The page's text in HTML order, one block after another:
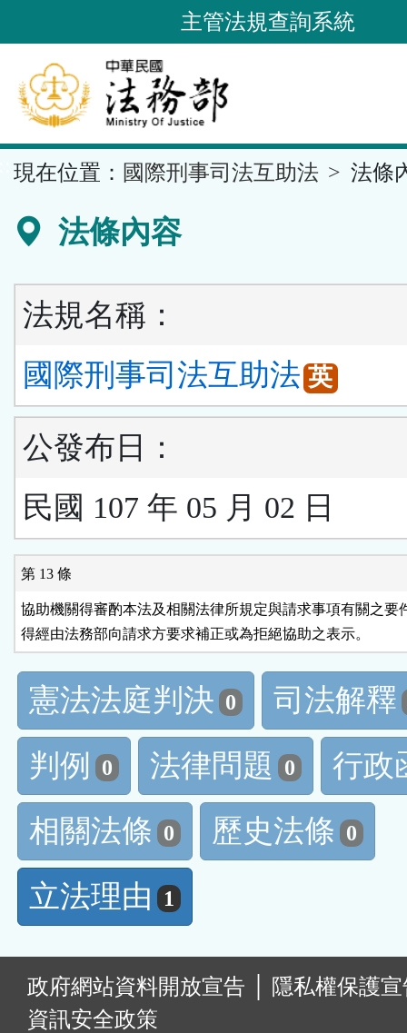
到
要
內
容
區
主管法規查詢系統
現在位置： 國際刑事司法互助法 法條
法條內容
法規名稱：
國際刑事司法互助法 英
公發布日：
民國 107 年 05 月 02 日
第 13 條
協助機關得審酌本法及相關法律所規定與請求事項有關之要
得經由法務部向請求方要求補正或為拒絕協助之表示。
憲法法庭判決 0
司法解釋
判例
0 法律問題 0
行政
相關法條 0 歷史法條 0
立法理由 1
政府網站資料開放宣告
隱私權保護
資訊安全政策